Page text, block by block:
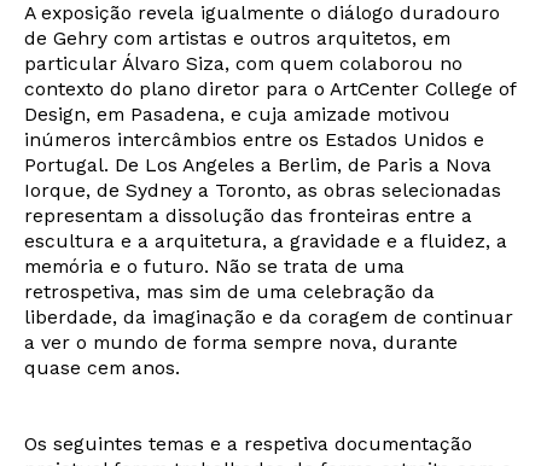
A exposição revela igualmente o diálogo duradouro
de Gehry com artistas e outros arquitetos, em
particular Álvaro Siza, com quem colaborou no
contexto do plano diretor para o ArtCenter College of
Design, em Pasadena, e cuja amizade motivou
inúmeros intercâmbios entre os Estados Unidos e
Portugal. De Los Angeles a Berlim, de Paris a Nova
Iorque, de Sydney a Toronto, as obras selecionadas
representam a dissolução das fronteiras entre a
escultura e a arquitetura, a gravidade e a fluidez, a
memória e o futuro. Não se trata de uma
retrospetiva, mas sim de uma celebração da
liberdade, da imaginação e da coragem de continuar
a ver o mundo de forma sempre nova, durante
quase cem anos.
Os seguintes temas e a respetiva documentação